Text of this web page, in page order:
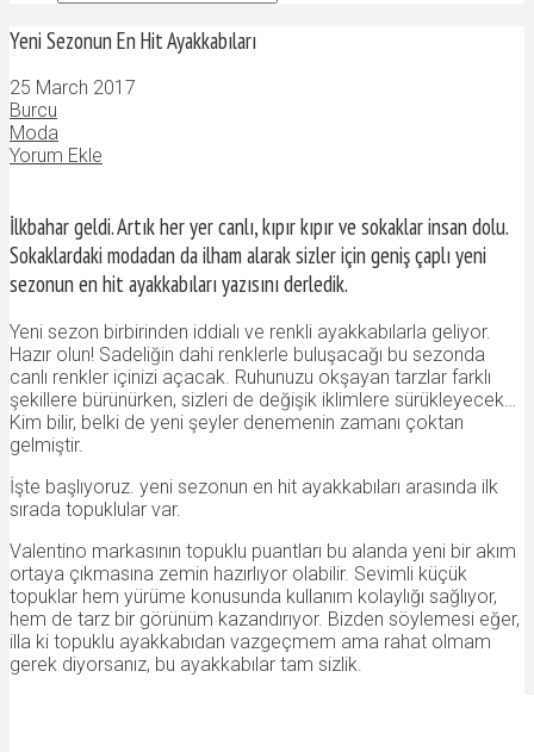
Yeni Sezonun En Hit Ayakkabıları
25 March 2017
Burcu
Moda
Yorum Ekle
İlkbahar geldi. Artık her yer canlı, kıpır kıpır ve sokaklar insan dolu.
Sokaklardaki modadan da ilham alarak sizler için geniş çaplı yeni
sezonun en hit ayakkabıları yazısını derledik.
Yeni sezon birbirinden iddialı ve renkli ayakkabılarla geliyor.
Hazır olun! Sadeliğin dahi renklerle buluşacağı bu sezonda
canlı renkler içinizi açacak. Ruhunuzu okşayan tarzlar farklı
şekillere bürünürken, sizleri de değişik iklimlere sürükleyecek…
Kim bilir, belki de yeni şeyler denemenin zamanı çoktan
gelmiştir.
İşte başlıyoruz. yeni sezonun en hit ayakkabıları arasında ilk
sırada topuklular var.
Valentino markasının topuklu puantları bu alanda yeni bir akım
ortaya çıkmasına zemin hazırlıyor olabilir. Sevimli küçük
topuklar hem yürüme konusunda kullanım kolaylığı sağlıyor,
hem de tarz bir görünüm kazandırıyor. Bizden söylemesi eğer,
illa ki topuklu ayakkabıdan vazgeçmem ama rahat olmam
gerek diyorsanız, bu ayakkabılar tam sizlik.